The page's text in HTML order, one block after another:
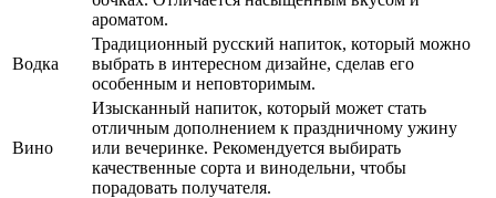
ароматом.
Водка
Традиционный русский напиток, который можно
выбрать в интересном дизайне, сделав его
особенным и неповторимым.
Вино
Изысканный напиток, который может стать
отличным дополнением к праздничному ужину
или вечеринке. Рекомендуется выбирать
качественные сорта и винодельни, чтобы
порадовать получателя.